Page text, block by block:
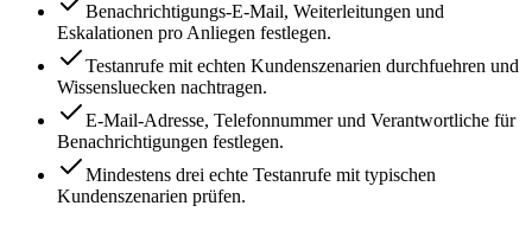
Benachrichtigungs-E-Mail, Weiterleitungen und
Eskalationen pro Anliegen festlegen.
Testanrufe mit echten Kundenszenarien durchfuehren und
Wissensluecken nachtragen.
E-Mail-Adresse, Telefonnummer und Verantwortliche für
Benachrichtigungen festlegen.
Mindestens drei echte Testanrufe mit typischen
Kundenszenarien prüfen.